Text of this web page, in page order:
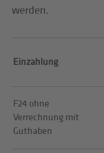
werden.
Einzahlung
F24 ohne
Verrechnung mit
Guthaben